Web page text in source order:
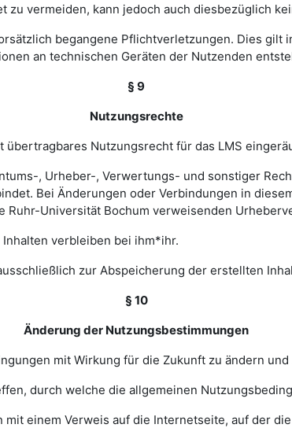
vermeiden, kann jedoch auch diesbezüglich
begangene Pflichtverletzungen. Dies gilt
an technischen Geräten der Nutzenden
§ 9
Nutzungsrechte
Nutzungsrecht für das LMS
, Urheber-, Verwertungs- und sonstiger
Bei Änderungen oder Verbindungen in
Universität Bochum verweisenden
verbleiben bei ihm*ihr.
zur Abspeicherung der erstellten
§ 10
Änderung der Nutzungsbestimmungen
mit Wirkung für die Zukunft zu ändern und
durch welche die allgemeinen
einem Verweis auf die Internetseite, auf der